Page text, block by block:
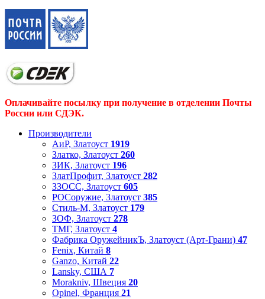
Оплачивайте посылку при получение в отделении Почты
России или СДЭК.
Производители
АиР, Златоуст 1919
Златко, Златоуст 260
ЗИК, Златоуст 196
ЗлатПрофит, Златоуст 282
ЗЗОСС, Златоуст 605
РОСоружие, Златоуст 385
Стиль-М, Златоуст 179
ЗОФ, Златоуст 278
ТМГ, Златоуст 4
Фабрика ОружейникЪ, Златоуст (Арт-Грани) 47
Fenix, Китай 8
Ganzo, Китай 22
Lansky, США 7
Morakniv, Швеция 20
Opinel, Франция 21